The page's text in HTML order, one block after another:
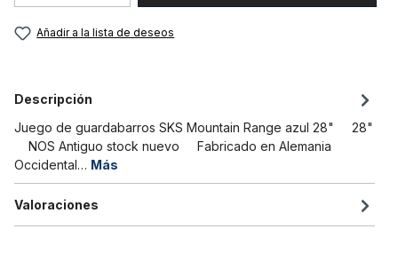
Añadir a la lista de deseos
Descripción
Juego de guardabarros SKS Mountain Range azul 28" 28"
NOS Antiguo stock nuevo Fabricado en Alemania
Occidental… Más
Valoraciones